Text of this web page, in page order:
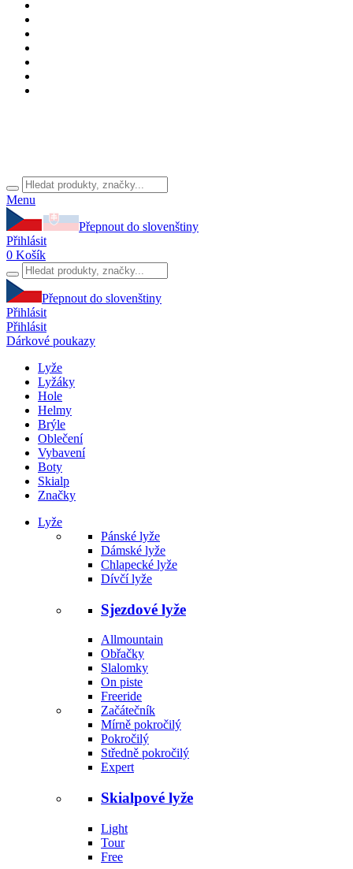
Menu
Přepnout do slovenštiny
Přihlásit
0 Košík
Přepnout do slovenštiny
Přihlásit
Přihlásit
Dárkové poukazy
Lyže
Lyžáky
Hole
Helmy
Brýle
Oblečení
Vybavení
Boty
Skialp
Značky
Lyže
Pánské lyže
Dámské lyže
Chlapecké lyže
Dívčí lyže
Sjezdové lyže
Allmountain
Obřačky
Slalomky
On piste
Freeride
Začátečník
Mírně pokročilý
Pokročilý
Středně pokročilý
Expert
Skialpové lyže
Light
Tour
Free